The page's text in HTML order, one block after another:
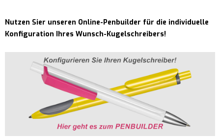
Nutzen Sier unseren Online-Penbuilder für die individuelle
Konfiguration Ihres Wunsch-Kugelschreibers!